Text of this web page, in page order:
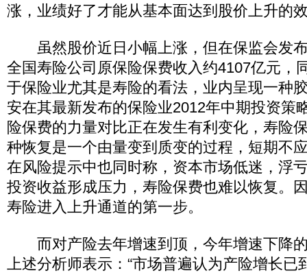
涨，业绩好了才能从基本面达到股价上升的
虽然股价近日小幅上涨，但在保监会发
全国寿险公司原保险保费收入约4107亿元，
于保险业尤其是寿险的看法，业内呈现一种
安在其最新发布的保险业2012年中期投资策
险保费的力量对比正在发生有利变化，寿险
种恢复是一个由量变到质变的过程，短期不
在风险提示中也同时称，资本市场低迷，浮
投资收益形成压力，寿险保费也难以恢复。
寿险进入上升通道的第一步。
而对产险去年增速到顶，今年增速下降
上述分析师表示：“市场普遍认为产险增长已